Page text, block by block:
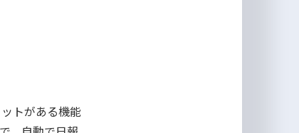
トがある機能